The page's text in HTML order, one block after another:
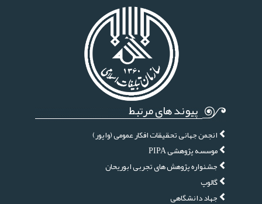
پیوند های مرتبط
انجمن جهانی تحقیقات افکار عمومی (واپور)
موسسه پژوهشی PIPA
جشنواره پژوهش های تجربی ابوریحان
گالوپ
جهاد دانشگاهی